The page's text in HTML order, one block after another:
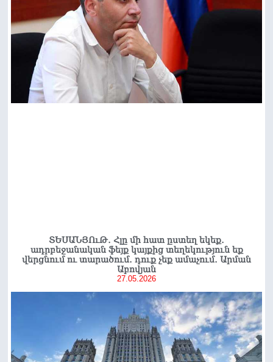
ՏԵՍԱՆՅՈւԹ․ Հլը մի հատ ըստեղ եկեք․
ադրբեջանական ֆեյք կայքից տեղեկություն եք
վերցնում ու տարածում․ դուք չեք ամաչում․ Արման
Աբովյան
27.05.2026